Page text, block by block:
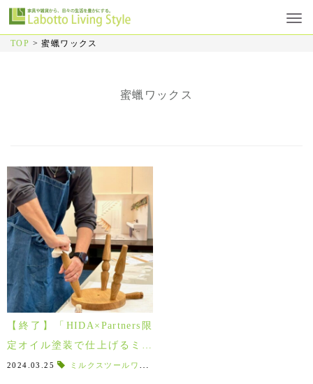
TOP >蜜蠟ワックス
蜜蠟ワックス
【終了】「HIDA×Partners限
定オイル塗装で仕上げるミル
クスツールワークショップ」3
2024.03.25 ミルクスツールワークショップ